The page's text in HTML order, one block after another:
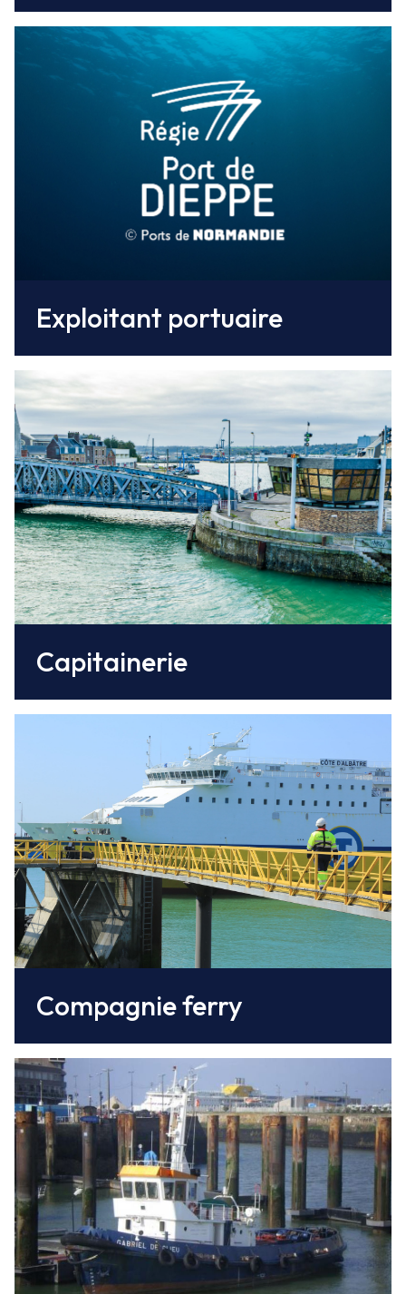
Exploitant portuaire
La Régie d’exploitation du Port de
exploite les activités du port : commerce,
pêche, plaisance, réparation navale.
Capitainerie
La capitainerie
organise l’accueil, le placement à quai et les
mouvements des navires dans le port, assure
la surveillance et la sécurité du port et des
installations, dispose du pouvoir
réglementaire et de police.
Compagnie ferry
propose jusqu’à 3 rotations quotidiennes à
destination de Newhaven.
Thomas Services Maritimes
est le partenaire du Port de Dieppe pour les
opérations de remorquage.